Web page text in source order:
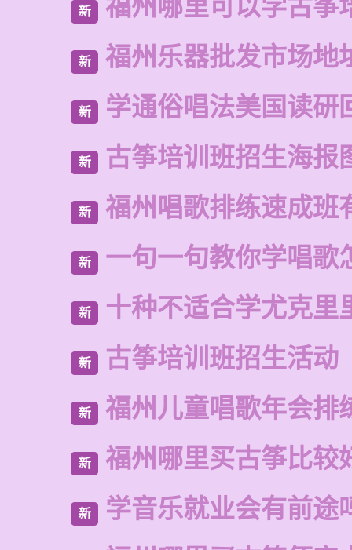
新 福州哪里可以学古筝
新 福州乐器批发市场地
新 学通俗唱法美国读研
新 古筝培训班招生海报
新 福州唱歌排练速成班
新 一句一句教你学唱歌
新 十种不适合学尤克里
新 古筝培训班招生活动
新 福州儿童唱歌年会排
新 福州哪里买古筝比较
新
学音乐就业会有前途